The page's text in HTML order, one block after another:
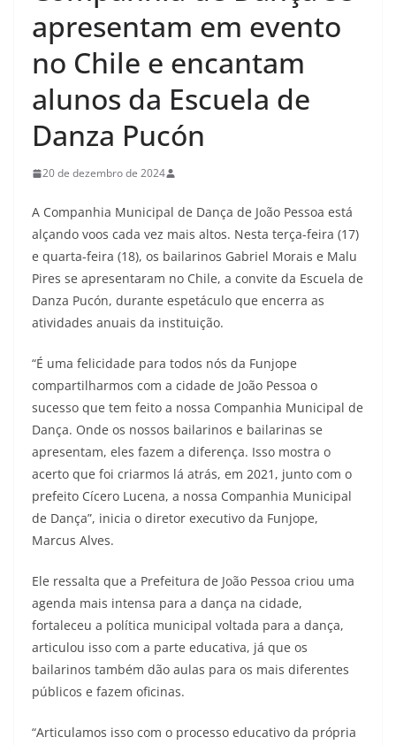
apresentam em evento
no Chile e encantam
alunos da Escuela de
Danza Pucón
20 de dezembro de 2024
A Companhia Municipal de Dança de João Pessoa está
alçando voos cada vez mais altos. Nesta terça-feira (17)
e quarta-feira (18), os bailarinos Gabriel Morais e Malu
Pires se apresentaram no Chile, a convite da Escuela de
Danza Pucón, durante espetáculo que encerra as
atividades anuais da instituição.
“É uma felicidade para todos nós da Funjope
compartilharmos com a cidade de João Pessoa o
sucesso que tem feito a nossa Companhia Municipal de
Dança. Onde os nossos bailarinos e bailarinas se
apresentam, eles fazem a diferença. Isso mostra o
acerto que foi criarmos lá atrás, em 2021, junto com o
prefeito Cícero Lucena, a nossa Companhia Municipal
de Dança”, inicia o diretor executivo da Funjope,
Marcus Alves.
Ele ressalta que a Prefeitura de João Pessoa criou uma
agenda mais intensa para a dança na cidade,
fortaleceu a política municipal voltada para a dança,
articulou isso com a parte educativa, já que os
bailarinos também dão aulas para os mais diferentes
públicos e fazem oficinas.
“Articulamos isso com o processo educativo da própria